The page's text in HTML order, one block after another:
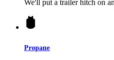
We'll put a trailer hitch on
Propane